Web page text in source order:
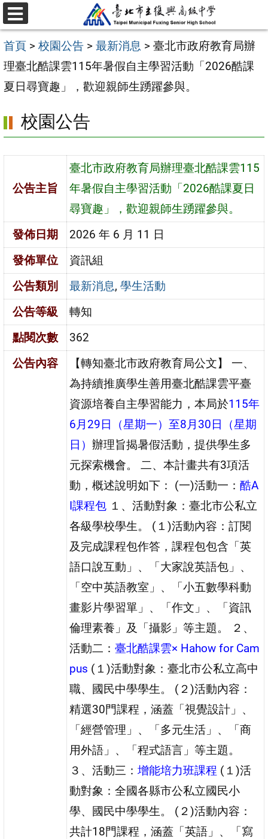
跳
至
主
要
內
區
選
單
首頁 > 校園公告 > 最新消息 > 臺北市政府教育局辦
理臺北酷課雲115年暑假自主學習活動「2026酷課
夏日尋寶趣」，歡迎親師生踴躍參與。
校園公告
公告主旨
臺北市政府教育局辦理臺北酷課雲115
年暑假自主學習活動「2026酷課夏日
尋寶趣」，歡迎親師生踴躍參與。
發佈日期
2026 年 6 月 11 日
發佈單位
資訊組
公告類別
最新消息,學生活動
公告等級
轉知
點閱次數
362
公告內容
【轉知臺北市政府教育局公文】 一、
為持續推廣學生善用臺北酷課雲平臺
資源培養自主學習能力，本局於115年
6月29日（星期一）至8月30日（星期
日）辦理旨揭暑假活動，提供學生多
元探索機會。 二、本計畫共有3項活
動，概述說明如下： (一)活動一：酷A
I課程包 １、活動對象：臺北市公私立
各級學校學生。 (１)活動內容：訂閱
及完成課程包作答，課程包包含「英
語口說互動」、「大家說英語包」、
「空中英語教室」、「小五數學科動
畫影片學習單」、「作文」、「資訊
倫理素養」及「攝影」等主題。 ２、
活動二：臺北酷課雲× Hahow for Cam
pus (１)活動對象：臺北市公私立高中
職、國民中學學生。 (２)活動內容：
精選30門課程，涵蓋「視覺設計」、
「經營管理」、「多元生活」、「商
用外語」、「程式語言」等主題。
３、活動三：增能培力班課程 (１)活
動對象：全國各縣市公私立國民小
學、國民中學學生。 (２)活動內容：
共計18門課程，涵蓋「英語」、「寫